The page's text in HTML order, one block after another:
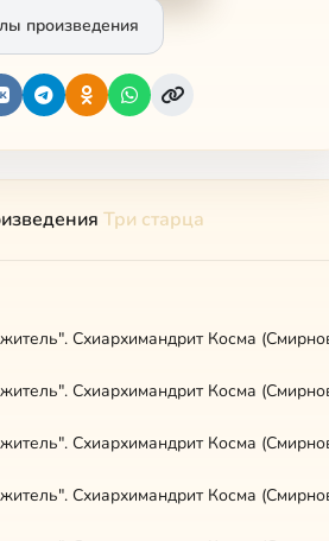
произведения
Три старца
Схиархимандрит Косма
Схиархимандрит Косма
Схиархимандрит Косма
Схиархимандрит Косма